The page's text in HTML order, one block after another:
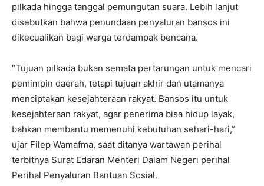
pilkada hingga tanggal pemungutan suara. Lebih lanjut
disebutkan bahwa penundaan penyaluran bansos ini
dikecualikan bagi warga terdampak bencana.
“Tujuan pilkada bukan semata pertarungan untuk mencari
pemimpin daerah, tetapi tujuan akhir dan utamanya
menciptakan kesejahteraan rakyat. Bansos itu untuk
kesejahteraan rakyat, agar penerima bisa hidup layak,
bahkan membantu memenuhi kebutuhan sehari-hari,”
ujar Filep Wamafma, saat ditanya wartawan perihal
terbitnya Surat Edaran Menteri Dalam Negeri perihal
Perihal Penyaluran Bantuan Sosial.